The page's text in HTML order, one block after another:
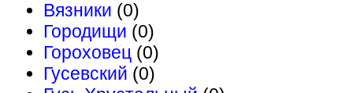
Вязники (0)
Городищи (0)
Гороховец (0)
Гусевский (0)